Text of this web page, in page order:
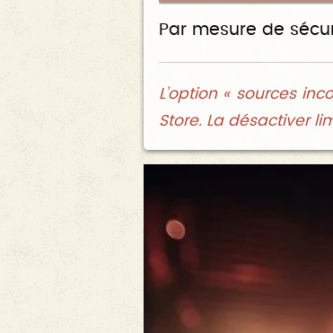
Par mesure de
L’option « sources
Store. La désactiver